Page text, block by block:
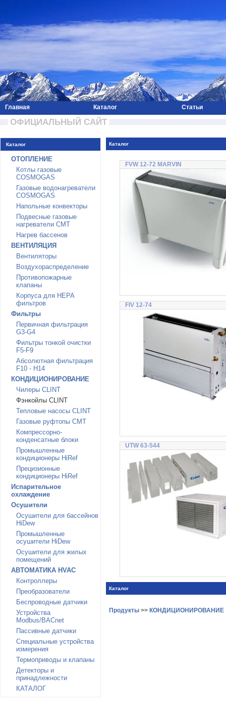
Главная Каталог Статьи
ОФИЦИАЛЬНЫЙ САЙТ
Каталог
ОТОПЛЕНИЕ
Котлы газовые
COSMOGAS
Газовые водонагреватели
COSMOGAS
Напольные конвекторы
Подвесные газовые
нагреватели CMT
Нагрев бассенов
ВЕНТИЛЯЦИЯ
Вентиляторы
Воздухораспределение
Противопожарные
клапаны
Корпуса для HEPA
фильтров
Фильтры
Первичная фильтрация
G3-G4
Фильтры тонкой очистки
F5-F9
Абсолютная фильтрация
F10 - H14
КОНДИЦИОНИРОВАНИЕ
Чилеры CLINT
Фэнкойлы CLINT
Тепловые насосы CLINT
Газовые руфтопы CMT
Компрессорно-
конденсатные блоки
Промышленные
кондиционеры HiRef
Прецизионные
кондиционеры HiRef
Испарительное
охлаждение
Осушители
Осушители для бассейнов
HiDew
Промышленные
осушители HiDew
Осушители для жилых
помещений
АВТОМАТИКА HVAC
Контроллеры
Преобразователи
Беспроводные датчики
Устройства
Modbus/BACnet
Пассивные датчики
Специальные устройства
измерения
Термоприводы и клапаны
Детекторы и
принадлежности
КАТАЛОГ
Каталог
FVW 12-72 MARVIN
FIV 12-74
UTW 63-544
Каталог
Продукты >> КОНДИЦИОНИРОВАНИЕ